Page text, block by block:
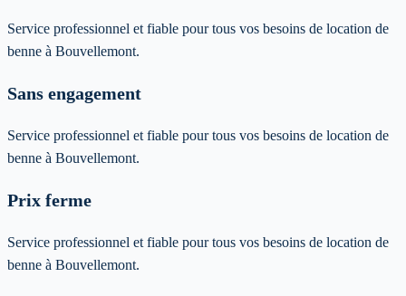
Service professionnel et fiable pour tous vos besoins de location de
benne à Bouvellemont.
Sans engagement
Service professionnel et fiable pour tous vos besoins de location de
benne à Bouvellemont.
Prix ferme
Service professionnel et fiable pour tous vos besoins de location de
benne à Bouvellemont.